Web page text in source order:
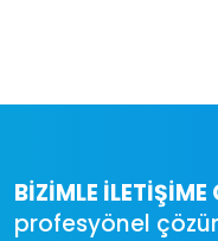
BİZİMLE İLETİŞİME
profesyönel